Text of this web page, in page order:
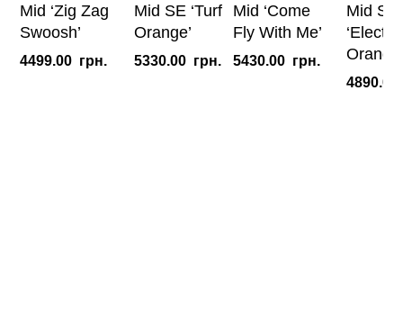
Mid ‘Zig Zag
Swoosh’
4499.00 грн.
Mid SE ‘Turf
Orange’
5330.00 грн.
Mid ‘Come
Fly With Me’
5430.00 грн.
Mid SE
‘Electro
Orange’
4890.00